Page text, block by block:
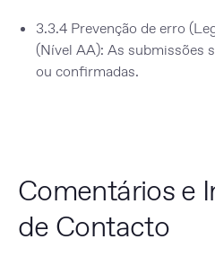
3.3.4 Prevenção de erro
(Nível AA): As submissões
ou confirmadas.
Comentários e
de Contacto